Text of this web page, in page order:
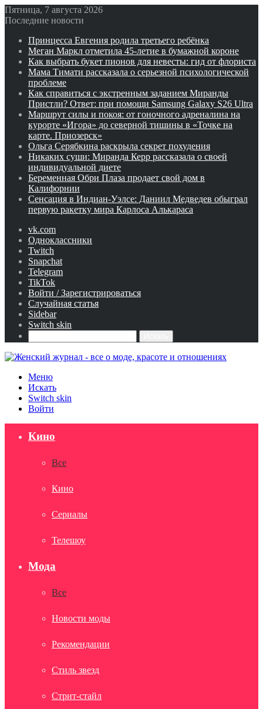
Пятница, 7 августа 2026
Последние новости
Принцесса Евгения родила третьего ребёнка
Меган Маркл отметила 45-летие в бумажной короне
Как выбрать букет пионов для невесты: гид от флориста
Мама Тимати рассказала о серьезной психологической
проблеме
Как справиться с экстренным заданием Миранды
Пристли? Ответ: при помощи Samsung Galaxy S26 Ultra
Маршрут силы и покоя: от гоночного адреналина на
курорте «Игора» до северной тишины в «Точке на
карте. Приозерск»
Ольга Серябкина раскрыла секрет похудения
Никаких суши: Миранда Керр рассказала о своей
индивидуальной диете
Беременная Обри Плаза продает свой дом в
Калифорнии
Сенсация в Индиан‑Уэлсе: Даниил Медведев обыграл
первую ракетку мира Карлоса Алькараса
vk.com
Одноклассники
Twitch
Snapchat
Telegram
TikTok
Войти / Зарегистрироваться
Случайная статья
Sidebar
Switch skin
Меню
Искать
Switch skin
Войти
Кино
Все
Кино
Сериалы
Телешоу
Мода
Все
Новости моды
Рекомендации
Стиль звезд
Стрит-стайл